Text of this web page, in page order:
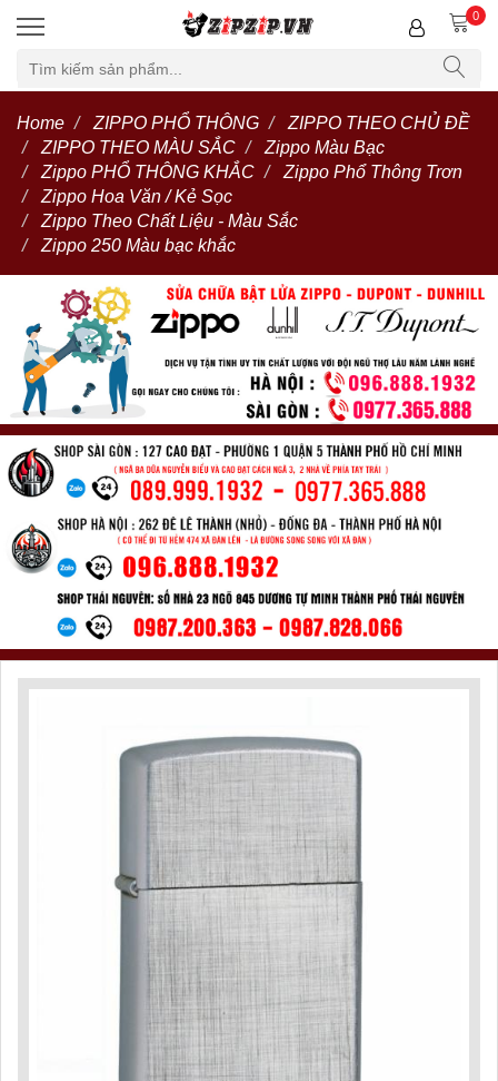
0
Home ZIPPO PHỔ THÔNG
ZIPPO THEO CHỦ ĐỀ
ZIPPO THEO MÀU SẮC
Zippo Màu Bạc
Zippo PHỔ THÔNG KHẮC
Zippo Phổ Thông Trơn
Zippo Hoa Văn / Kẻ Sọc
Zippo Theo Chất Liệu - Màu Sắc
Zippo 250 Màu bạc khắc